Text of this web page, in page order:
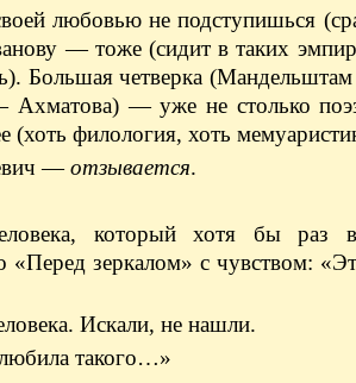
любовью не подступишься
— тоже (сидит в таких
Большая четверка
— уже не столько
(хоть филология, хоть
—отзывается.
который хотя бы раз
«Перед зеркалом» с чувством:
Искали, не нашли.
такого…»